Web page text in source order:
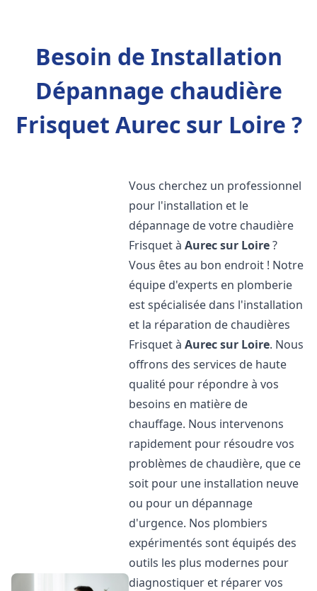
Besoin de Installation
Dépannage chaudière
Frisquet Aurec sur Loire ?
Vous cherchez un professionnel
pour l'installation et le
dépannage de votre chaudière
Frisquet àAurec sur Loire?
Vous êtes au bon endroit ! Notre
équipe d'experts en plomberie
est spécialisée dans l'installation
et la réparation de chaudières
Frisquet àAurec sur Loire. Nous
offrons des services de haute
qualité pour répondre à vos
besoins en matière de
chauffage. Nous intervenons
rapidement pour résoudre vos
problèmes de chaudière, que ce
soit pour une installation neuve
ou pour un dépannage
d'urgence. Nos plombiers
expérimentés sont équipés des
outils les plus modernes pour
diagnostiquer et réparer vos